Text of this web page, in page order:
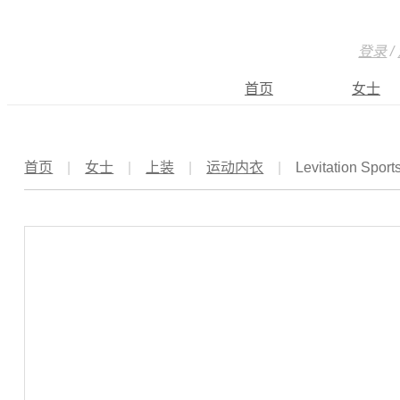
登录/
首页 女士
首页 女士 上装 运动内衣 Levitation